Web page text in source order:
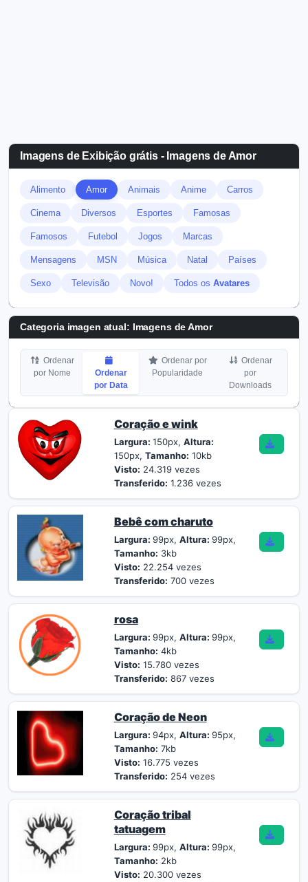
Imagens de Exibição grátis - Imagens de Amor
Alimento Amor Animais Anime Carros
Cinema Diversos Esportes Famosas
Famosos Futebol Jogos Marcas
Mensagens MSN Música Natal Países
Sexo Televisão Novo! Todos os Avatares
Categoria imagen atual: Imagens de Amor
Ordenar
por Nome
Ordenar
por Data
Ordenar por
Popularidade
Ordenar
por
Downloads
Coração e wink
Largura: 150px, Altura:
150px, Tamanho: 10kb
Visto: 24.319 vezes
Transferido: 1.236 vezes
Bebê com charuto
Largura: 99px, Altura: 99px,
Tamanho: 3kb
Visto: 22.254 vezes
Transferido: 700 vezes
rosa
Largura: 99px, Altura: 99px,
Tamanho: 4kb
Visto: 15.780 vezes
Transferido: 867 vezes
Coração de Neon
Largura: 94px, Altura: 95px,
Tamanho: 7kb
Visto: 16.775 vezes
Transferido: 254 vezes
Coração tribal
tatuagem
Largura: 99px, Altura: 99px,
Tamanho: 2kb
Visto: 20.300 vezes